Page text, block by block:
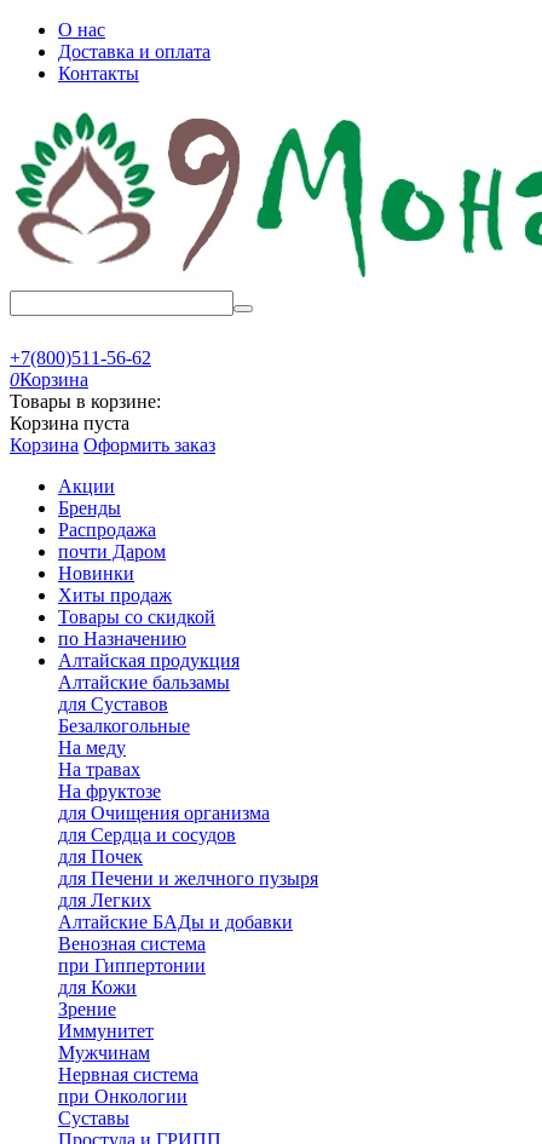
О нас
Доставка и оплата
Контакты
+7(800)511-56-62
0Корзина
Товары в корзине:
Корзина пуста
Корзина Оформить заказ
Акции
Бренды
Распродажа
почти Даром
Новинки
Хиты продаж
Товары со скидкой
по Назначению
Алтайская продукция
Алтайские бальзамы
для Суставов
Безалкогольные
На меду
На травах
На фруктозе
для Очищения организма
для Сердца и сосудов
для Почек
для Печени и желчного пузыря
для Легких
Алтайские БАДы и добавки
Венозная система
при Гиппертонии
для Кожи
Зрение
Иммунитет
Мужчинам
Нервная система
при Онкологии
Суставы
Простуда и ГРИПП